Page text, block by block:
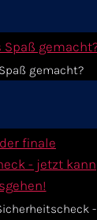
gemacht?
-